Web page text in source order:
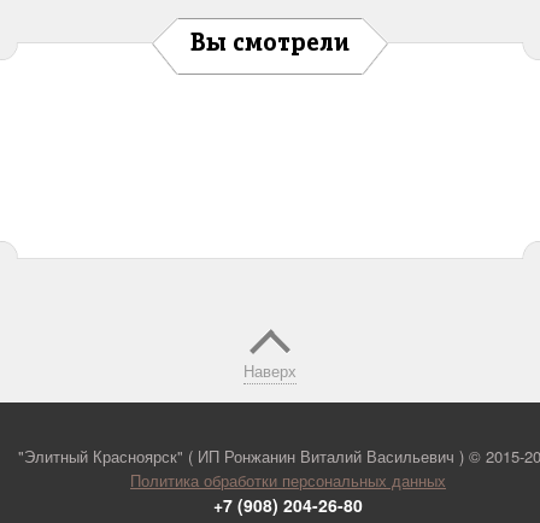
Вы смотрели
Наверх
"Элитный Красноярск" ( ИП Ронжанин Виталий Васильевич ) © 2015-
Политика обработки персональных данных
+7 (908) 204-26-80